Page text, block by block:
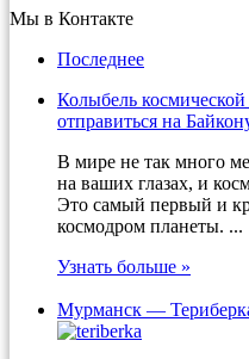
Мы в Контакте
Последнее
Колыбель
отправиться на
В мире не так много
на ваших глазах, и
Это самый первый и
космодром планеты. ...
Узнать больше »
Мурманск —